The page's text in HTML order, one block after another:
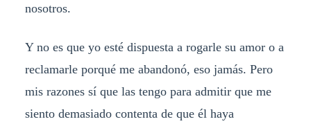
nosotros.
Y no es que yo esté dispuesta a rogarle su amor o a
reclamarle porqué me abandonó, eso jamás. Pero
mis razones sí que las tengo para admitir que me
siento demasiado contenta de que él haya